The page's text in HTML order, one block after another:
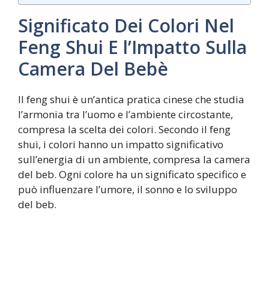
Significato Dei Colori Nel
Feng Shui E l’Impatto Sulla
Camera Del Bebè
Il feng shui è un’antica pratica cinese che studia
l’armonia tra l’uomo e l’ambiente circostante,
compresa la scelta dei colori. Secondo il feng
shui, i colori hanno un impatto significativo
sull’energia di un ambiente, compresa la camera
del beb. Ogni colore ha un significato specifico e
può influenzare l’umore, il sonno e lo sviluppo
del beb.